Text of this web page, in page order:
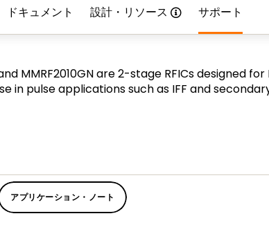
ドキュメント 設計・リソース サポート
MMRF2010GN are 2-stage RFICs designed
in pulse applications such as IFF and
アプリケーション・ノート